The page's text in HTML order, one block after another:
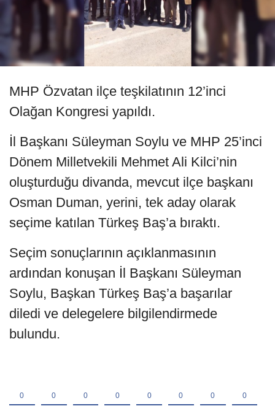
MHP Özvatan ilçe teşkilatının 12’inci
Olağan Kongresi yapıldı.
İl Başkanı Süleyman Soylu ve MHP 25’inci
Dönem Milletvekili Mehmet Ali Kilci’nin
oluşturduğu divanda, mevcut ilçe başkanı
Osman Duman, yerini, tek aday olarak
seçime katılan Türkeş Baş’a bıraktı.
Seçim sonuçlarının açıklanmasının
ardından konuşan İl Başkanı Süleyman
Soylu, Başkan Türkeş Baş’a başarılar
diledi ve delegelere bilgilendirmede
bulundu.